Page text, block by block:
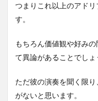
つまりこれ以上のアド
す。
もちろん価値観や好み
て異論があることでしょ
ただ彼の演奏を聞く限
がないと思います。